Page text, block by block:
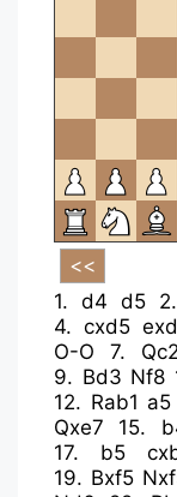
1. d4 d5 2.
4.cxd5
O-O
7. Qc2
9. Bd3 Nf8
12. Rab1 a5
Qxe7
15.
17. b5
19. Bxf5